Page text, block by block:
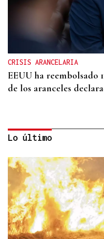
CRISIS ARANCELARIA
EEUU ha reembolsado
de los aranceles
HIDROCARBUROS
Lo último